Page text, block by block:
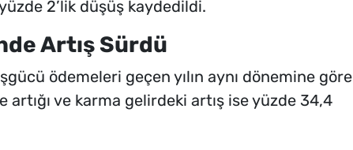
2’lik düşüş kaydedildi.
Artış Sürdü
ödemeleri geçen yılın aynı dönemine göre
ve karma gelirdeki artış ise yüzde 34,4